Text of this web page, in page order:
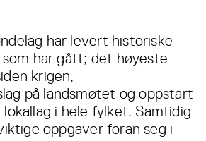
har levert historiske
har gått; det høyeste
krigen,
på landsmøtet og oppstart
i hele fylket. Samtidig
oppgaver foran seg i